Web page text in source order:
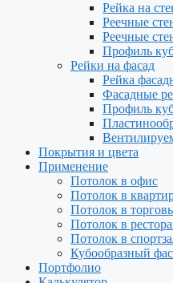
Рейка на
Реечные
Реечные
Профиль
Рейки на фасад
Рейка
Фасадные
Профиль
Покрытия и цвета
Применение
Потолок в офис
Потолок в
Потолок в
Потолок в
Потолок в
Кубообразный
Портфолио